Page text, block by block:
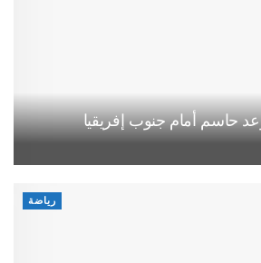
حاسم أمام جنوب إفريقيا
رياضة